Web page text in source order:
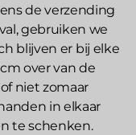
de verzending
gebruiken we
blijven er bij elke
over van de
niet zomaar
in elkaar
te schenken.